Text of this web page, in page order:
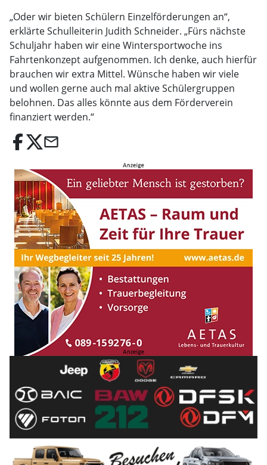
„Oder wir bieten Schülern Einzelförderungen an“,
erklärte Schulleiterin Judith Schneider. „Fürs nächste
Schuljahr haben wir eine Wintersportwoche ins
Fahrtenkonzept aufgenommen. Ich denke, auch hierfür
brauchen wir extra Mittel. Wünsche haben wir viele
und wollen gerne auch mal aktive Schülergruppen
belohnen. Das alles könnte aus dem Förderverein
finanziert werden.“
email